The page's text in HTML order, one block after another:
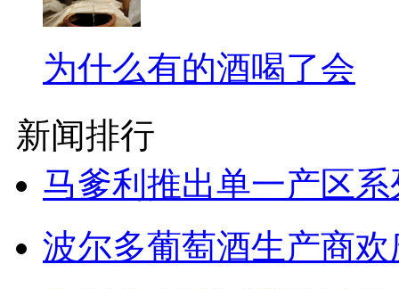
为什么有的酒喝了会
新闻排行
马爹利推出单一产区
波尔多葡萄酒生产商欢